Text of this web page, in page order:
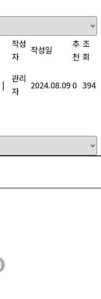
작성
자
작성일
추
천
조
회
|
관리
자
2024.08.09 0 394